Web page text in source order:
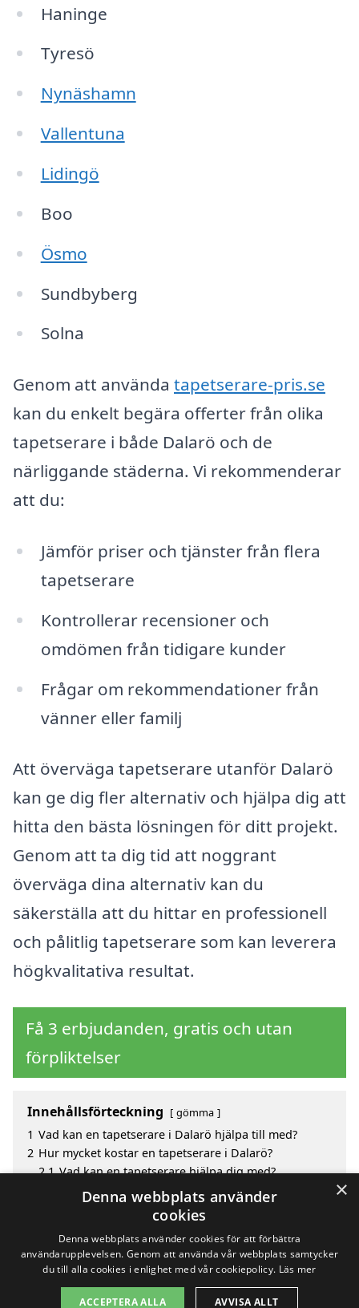
Haninge
Tyresö
Nynäshamn
Vallentuna
Lidingö
Boo
Ösmo
Sundbyberg
Solna
Genom att använda tapetserare-pris.se
kan du enkelt begära offerter från olika
tapetserare i både Dalarö och de
närliggande städerna. Vi rekommenderar
att du:
Jämför priser och tjänster från flera
tapetserare
Kontrollerar recensioner och
omdömen från tidigare kunder
Frågar om rekommendationer från
vänner eller familj
Att överväga tapetserare utanför Dalarö
kan ge dig fler alternativ och hjälpa dig att
hitta den bästa lösningen för ditt projekt.
Genom att ta dig tid att noggrant
överväga dina alternativ kan du
säkerställa att du hittar en professionell
och pålitlig tapetserare som kan leverera
högkvalitativa resultat.
Få 3 erbjudanden, gratis och utan
förpliktelser
Innehållsförteckning gömma
1 Vad kan en tapetserare i Dalarö hjälpa till med?
2 Hur mycket kostar en tapetserare i Dalarö?
2.1 Vad kan en tapetserare hjälpa dig med?
Fördelar med att välja tapetserare i Dalarö
Sök efter en skicklig tapetserare i de omgivande
Copyright 2026 - Pilanto Aps
×
Denna webbplats använder
cookies
Denna webbplats använder cookies för att förbättra
användarupplevelsen. Genom att använda vår webbplats samtycker
du till alla cookies i enlighet med vår cookiepolicy. Läs mer
ACCEPTERA ALLA AVVISA ALLT